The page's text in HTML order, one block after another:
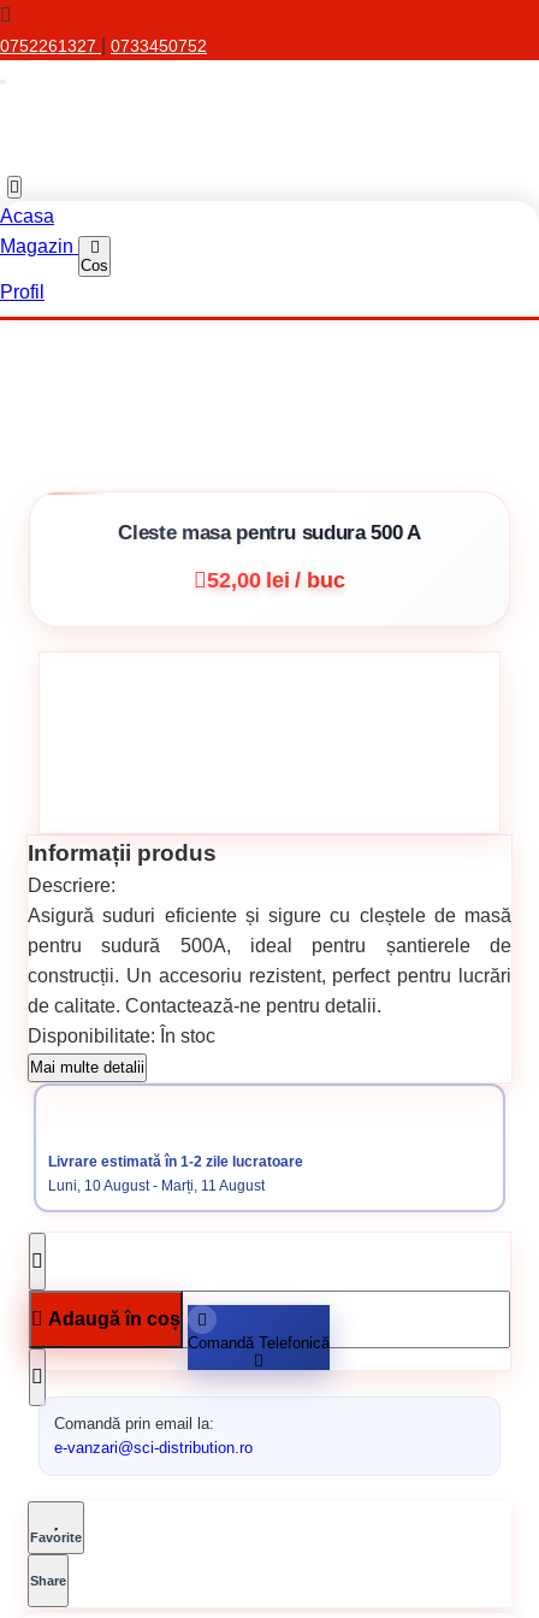
0752261327 0733450752
Acasa
Magazin
Cos
Profil
Cleste masa pentru sudura 500 A
52,00 lei / buc
Informații produs
Descriere:
Asigură suduri eficiente și sigure cu cleștele de masă
pentru sudură 500A, ideal pentru șantierele de
construcții. Un accesoriu rezistent, perfect pentru lucrări
de calitate. Contactează-ne pentru detalii.
Disponibilitate: În stoc
Cod produs: 00001239
Categorii:
sudura
Mai multe detalii
Livrare estimată în 1-2 zile lucratoare
Luni, 10 August - Marți, 11 August
Adaugă în coș
Comandă Telefonică
Comandă prin email la:
e-vanzari@sci-distribution.ro
Favorite
Share